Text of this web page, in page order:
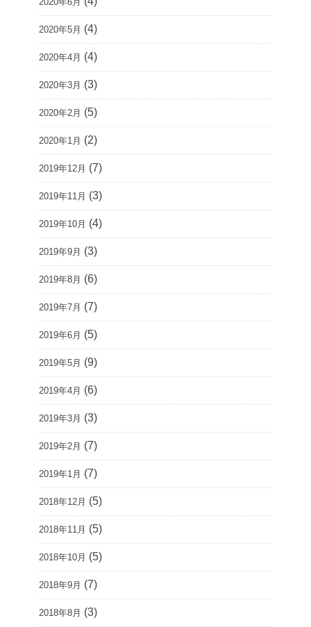
2020年5月 (4)
2020年4月 (4)
2020年3月 (3)
2020年2月 (5)
2020年1月 (2)
2019年12月 (7)
2019年11月 (3)
2019年10月 (4)
2019年9月 (3)
2019年8月 (6)
2019年7月 (7)
2019年6月 (5)
2019年5月 (9)
2019年4月 (6)
2019年3月 (3)
2019年2月 (7)
2019年1月 (7)
2018年12月 (5)
2018年11月 (5)
2018年10月 (5)
2018年9月 (7)
2018年8月 (3)